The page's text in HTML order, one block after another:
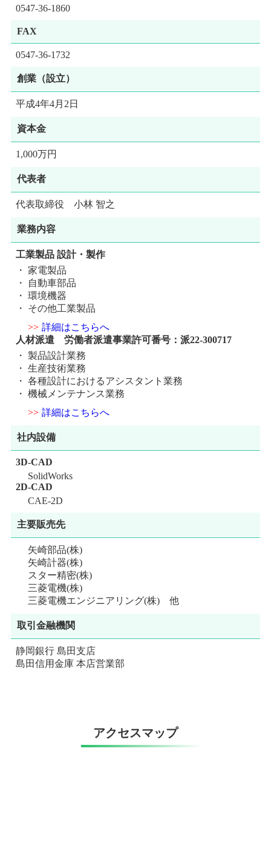
0547-36-1860
FAX
0547-36-1732
創業（設立）
平成4年4月2日
資本金
1,000万円
代表者
代表取締役 小林 智之
業務内容
工業製品 設計・製作
家電製品
自動車部品
環境機器
その他工業製品
詳細はこちらへ
人材派遣 労働者派遣事業許可番号：派22-300717
製品設計業務
生産技術業務
各種設計におけるアシスタント業務
機械メンテナンス業務
詳細はこちらへ
社内設備
3D-CAD
SolidWorks
2D-CAD
CAE-2D
主要販売先
矢崎部品(株)
矢崎計器(株)
スター精密(株)
三菱電機(株)
三菱電機エンジニアリング(株) 他
取引金融機関
静岡銀行 島田支店
島田信用金庫 本店営業部
アクセスマップ